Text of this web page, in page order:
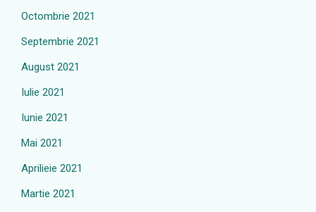
Octombrie 2021
Septembrie 2021
August 2021
Iulie 2021
Iunie 2021
Mai 2021
Aprilieie 2021
Martie 2021